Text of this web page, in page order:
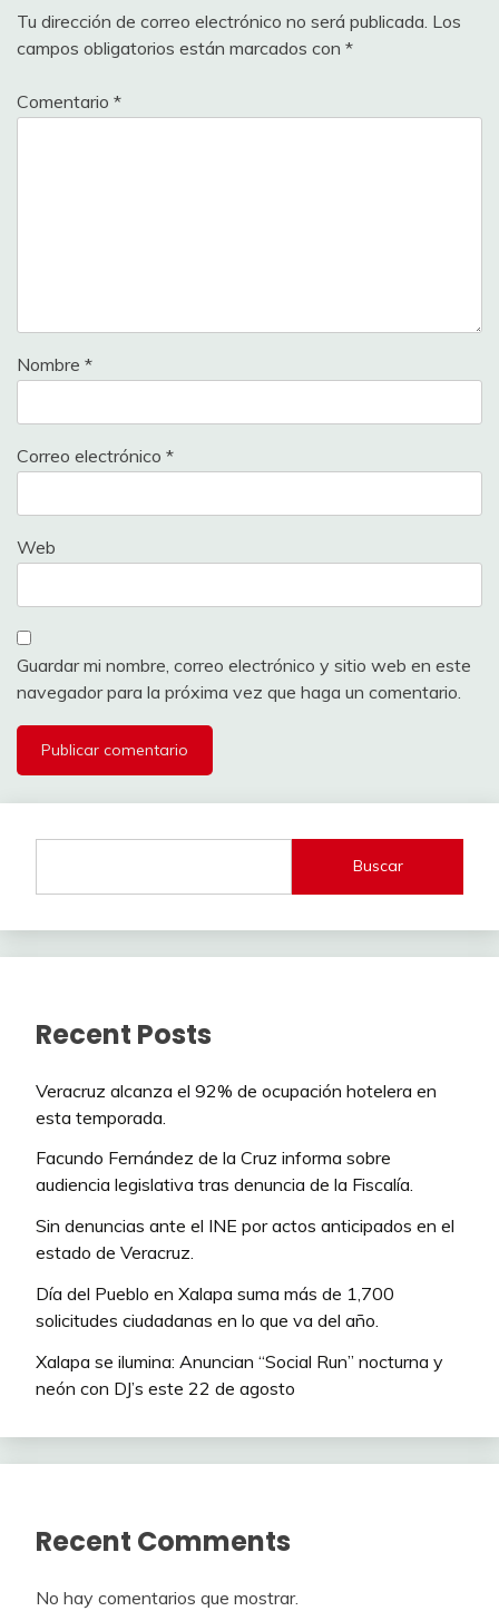
Tu dirección de correo electrónico no será publicada. Los
campos obligatorios están marcados con *
Comentario *
Nombre *
Correo electrónico *
Web
Guardar mi nombre, correo electrónico y sitio web en este
navegador para la próxima vez que haga un comentario.
Buscar
Recent Posts
Veracruz alcanza el 92% de ocupación hotelera en
esta temporada.
Facundo Fernández de la Cruz informa sobre
audiencia legislativa tras denuncia de la Fiscalía.
Sin denuncias ante el INE por actos anticipados en el
estado de Veracruz.
Día del Pueblo en Xalapa suma más de 1,700
solicitudes ciudadanas en lo que va del año.
Xalapa se ilumina: Anuncian “Social Run” nocturna y
neón con DJ’s este 22 de agosto
Recent Comments
No hay comentarios que mostrar.